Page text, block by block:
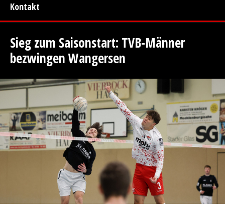
Kontakt
Sieg zum Saisonstart: TVB-Männer
bezwingen Wangersen